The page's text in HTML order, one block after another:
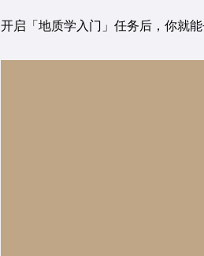
开启「地质学入门」任务后，你就